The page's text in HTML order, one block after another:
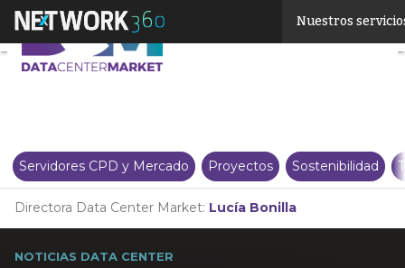
Nuestros
Servidores CPD y Mercado Proyectos Sostenibilidad
Directora Data Center Market: Lucía Bonilla
NOTICIAS DATA CENTER